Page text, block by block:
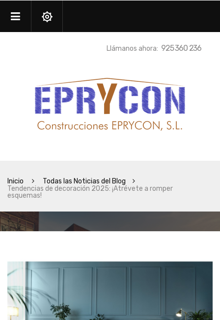
Llámanos ahora: 925 360 236
Inicio
Todas las Noticias del Blog
Tendencias de decoración 2025: ¡Atrévete a romper
esquemas!